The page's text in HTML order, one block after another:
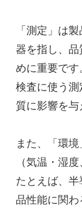
「測定」は
器を指し、
めに重要です
検査に使う
質に影響を与
また、「環
（気温・湿
たとえば、
品性能に関